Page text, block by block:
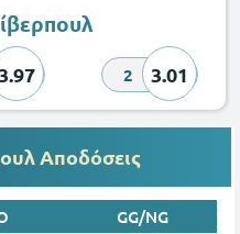
2 3.01
Αποδόσεις
GG/NG